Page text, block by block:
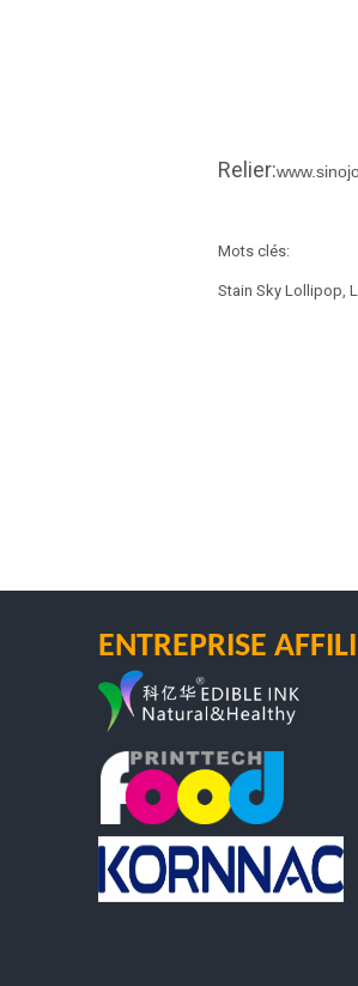
Relier:
Mots clés:
Stain Sky Lollipop,
ENTREPRISE